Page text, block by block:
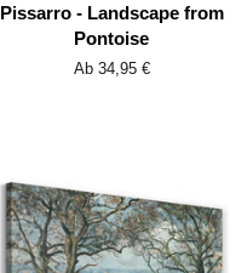
Pissarro - Landscape from
Pontoise
Ab 34,95 €